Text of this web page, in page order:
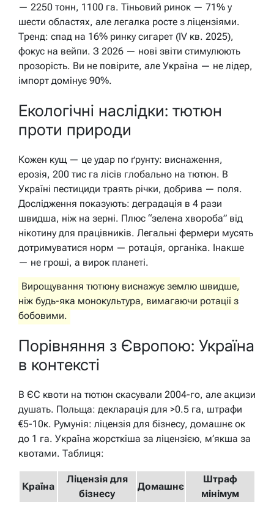
— 2250 тонн, 1100 га. Тіньовий ринок — 71% у
шести областях, але легалка росте з ліцензіями.
Тренд: спад на 16% ринку сигарет (IV кв. 2025),
фокус на вейпи. З 2026 — нові звіти стимулюють
прозорість. Ви не повірите, але Україна — не лідер,
імпорт домінує 90%.
Екологічні наслідки: тютюн
проти природи
Кожен кущ — це удар по ґрунту: виснаження,
ерозія, 200 тис га лісів глобально на тютюн. В
Україні пестициди траять річки, добрива — поля.
Дослідження показують: деградація в 4 рази
швидша, ніж на зерні. Плюс “зелена хвороба” від
нікотину для працівників. Легальні фермери мусять
дотримуватися норм — ротація, органіка. Інакше
— не гроші, а вирок планеті.
Вирощування тютюну виснажує землю швидше,
ніж будь-яка монокультура, вимагаючи ротації з
бобовими.
Порівняння з Європою: Україна
в контексті
В ЄС квоти на тютюн скасували 2004-го, але акцизи
душать. Польща: декларація для >0.5 га, штрафи
€5-10к. Румунія: ліцензія для бізнесу, домашнє ок
до 1 га. Україна жорсткіша за ліцензією, м’якша за
квотами. Таблиця:
Країна
Ліцензія для
бізнесу
Домашнє
Штраф
мінімум